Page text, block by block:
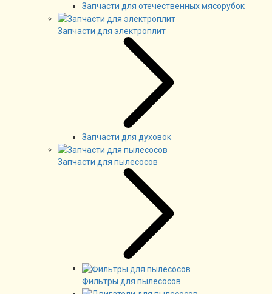
Запчасти для отечественных мясорубок
Запчасти для электроплит
Запчасти для духовок
Запчасти для пылесосов
Фильтры для пылесосов